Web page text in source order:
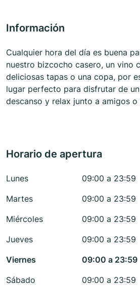
Información
Cualquier hora del día es buena
nuestro bizcocho casero, un vino
deliciosas tapas o una copa, por
lugar perfecto para disfrutar de
descanso y relax junto a amigos o
Horario de apertura
Lunes
09:00 a 23:59
Martes
09:00 a 23:59
Miércoles
09:00 a 23:59
Jueves
09:00 a 23:59
Viernes
09:00 a 23:59
Sábado
09:00 a 23:59